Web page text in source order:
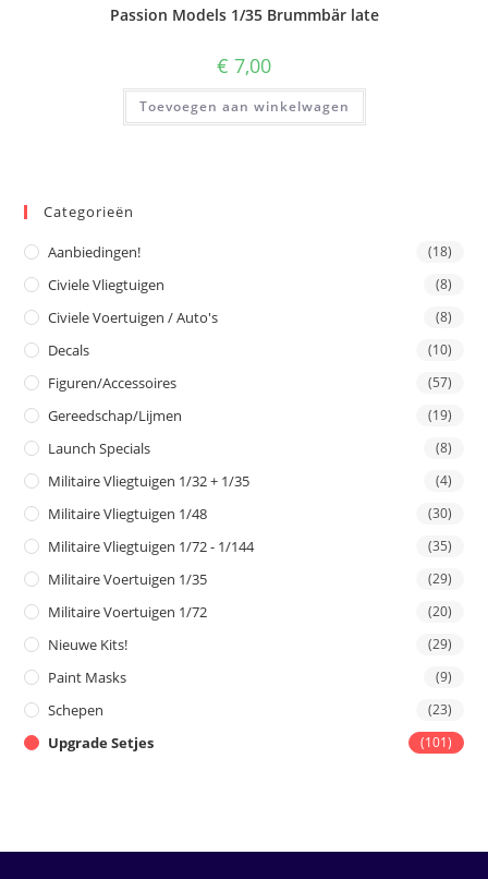
Passion Models 1/35 Brummbär late
€ 7,00
Toevoegen aan winkelwagen
Categorieën
Aanbiedingen! (18)
Civiele Vliegtuigen (8)
Civiele Voertuigen / Auto's (8)
Decals (10)
Figuren/Accessoires (57)
Gereedschap/Lijmen (19)
Launch Specials (8)
Militaire Vliegtuigen 1/32 + 1/35 (4)
Militaire Vliegtuigen 1/48 (30)
Militaire Vliegtuigen 1/72 - 1/144 (35)
Militaire Voertuigen 1/35 (29)
Militaire Voertuigen 1/72 (20)
Nieuwe Kits! (29)
Paint Masks (9)
Schepen (23)
Upgrade Setjes (101)